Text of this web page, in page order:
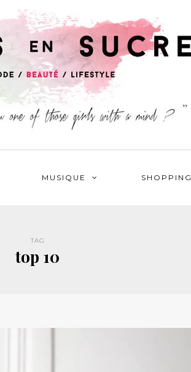
MUSIQUE SHOPPING
TAG
top 10